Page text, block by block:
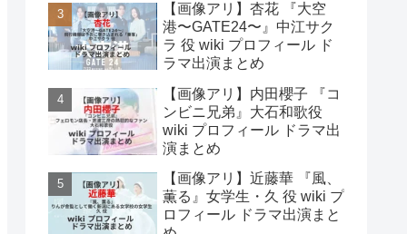
【画像アリ】杏花 『大空
港〜GATE24〜』中江サク
ラ 役 wiki プロフィール ド
ラマ出演まとめ
【画像アリ】内田櫻子 『コ
ンビニ兄弟』大石和歌役
wiki プロフィール ドラマ出
演まとめ
【画像アリ】近藤華 『風、
薫る』女学生・久 役 wiki プ
ロフィール ドラマ出演まと